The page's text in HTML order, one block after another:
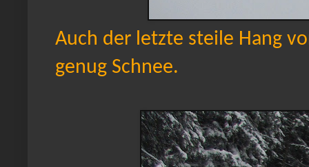
Auch der letzte steile Hang
genug Schnee.